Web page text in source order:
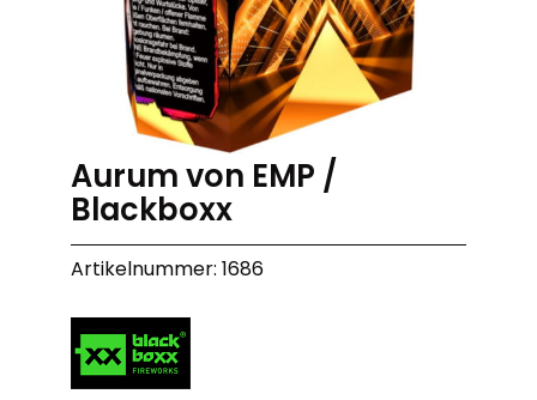
Aurum von EMP /
Blackboxx
Artikelnummer: 1686